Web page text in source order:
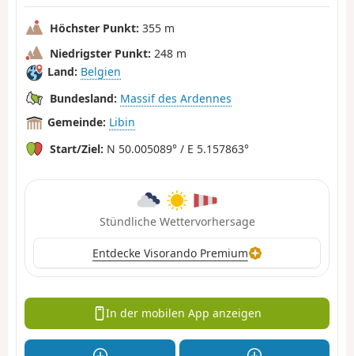
Höchster Punkt: 355 m
Niedrigster Punkt: 248 m
Land: Belgien
Bundesland: Massif des Ardennes
Gemeinde: Libin
Start/Ziel: N 50.005089° / E 5.157863°
Stündliche Wettervorhersage
Entdecke Visorando Premium
In der mobilen App anzeigen